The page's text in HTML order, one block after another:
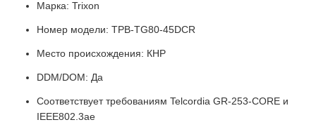
Марка: Trixon
Номер модели: TPB-TG80-45DCR
Место происхождения: КНР
DDM/DOM: Да
Соответствует требованиям Telcordia GR-253-CORE и
IEEE802.3ae